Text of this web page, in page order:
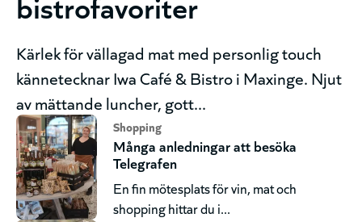
Kärlek för vällagad mat med personlig touch
kännetecknar Iwa Café & Bistro i Maxinge. Njut
av mättande luncher, gott...
Shopping
Många anledningar att besöka
Telegrafen
En fin mötesplats för vin, mat och
shopping hittar du i...